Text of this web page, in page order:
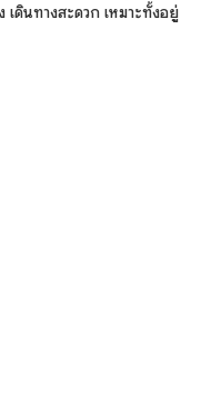
ดินทางสะดวก เหมาะทั้งอยู่